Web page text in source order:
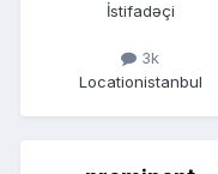
İstifadəçi
3k
Locationistanbul